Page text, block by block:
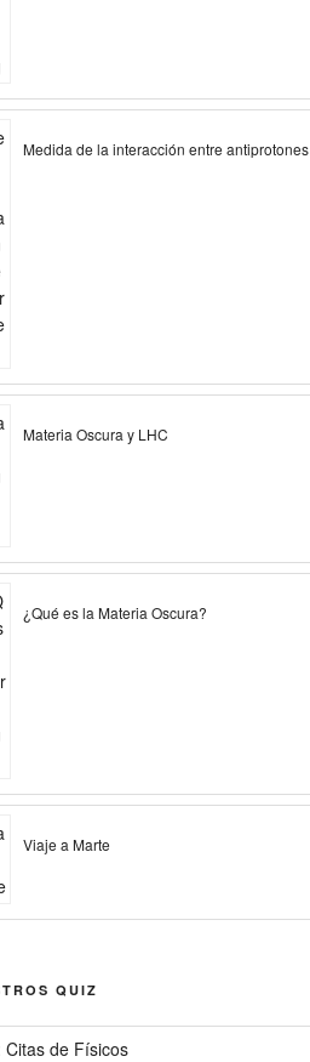
Medida de la interacción entre antiprotones
Materia Oscura y LHC
¿Qué es la Materia Oscura?
Viaje a Marte
QUIZ
Citas de Físicos